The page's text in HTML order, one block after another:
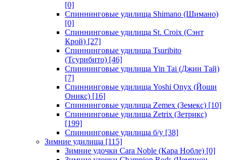
[0]
Спиннинговые удилища Shimano (Шимано)
[0]
Спиннинговые удилища St. Croix (Сэнт
Крой) [27]
Спиннинговые удилища Tsuribito
(Тсурибито) [46]
Спиннинговые удилища Yin Tai (Джин Тай)
[7]
Спиннинговые удилища Yoshi Onyx (Йоши
Оникс) [16]
Спиннинговые удилища Zemex (Земекс) [10]
Спиннинговые удилища Zetrix (Зетрикс)
[199]
Спиннинговые удилища б/у [38]
Зимние удилища [115]
Зимние удочки Cara Noble (Кара Нобле) [0]